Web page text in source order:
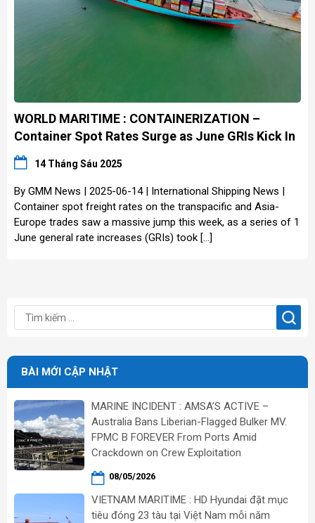
WORLD MARITIME : CONTAINERIZATION –
Container Spot Rates Surge as June GRIs Kick In
14 Tháng Sáu 2025
By GMM News | 2025-06-14 | International Shipping News |
Container spot freight rates on the transpacific and Asia-
Europe trades saw a massive jump this week, as a series of 1
June general rate increases (GRIs) took […]
BÀI MỚI CẬP NHẬT
MARINE INCIDENT : AMSA’S ACTIVE –
Australia Bans Liberian-Flagged Bulker MV.
FPMC B FOREVER From Ports Amid
Crackdown on Crew Exploitation
08/05/2026
VIETNAM MARITIME : HD Hyundai đặt mục
tiêu đóng 23 tàu tại Việt Nam mỗi năm